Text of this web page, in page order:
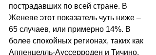
пострадавших по всей стране. В
Женеве этот показатель чуть ниже –
65 случаев, или примерно 14%. В
более спокойных регионах, таких как
Аппенцелль-Ауссерроден и Тичино,